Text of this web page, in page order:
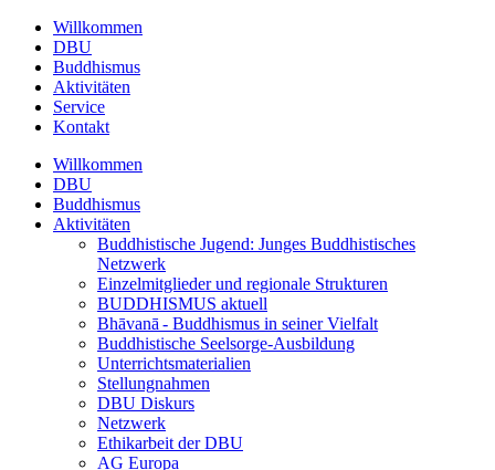
Willkommen
DBU
Buddhismus
Aktivitäten
Service
Kontakt
Willkommen
DBU
Buddhismus
Aktivitäten
Buddhistische Jugend: Junges Buddhistisches
Netzwerk
Einzelmitglieder und regionale Strukturen
BUDDHISMUS aktuell
Bhāvanā - Buddhismus in seiner Vielfalt
Buddhistische Seelsorge-Ausbildung
Unterrichtsmaterialien
Stellungnahmen
DBU Diskurs
Netzwerk
Ethikarbeit der DBU
AG Europa